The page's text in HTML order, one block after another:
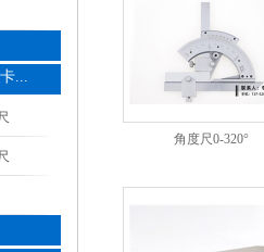
...
角度尺0-320°